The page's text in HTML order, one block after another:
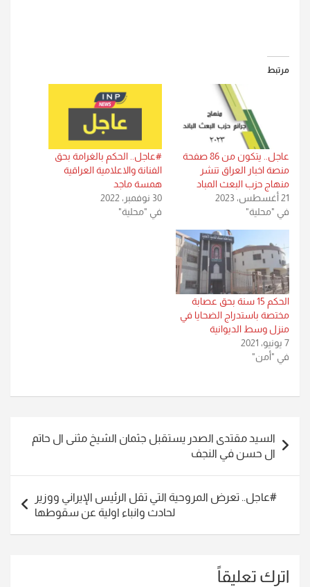
مرتبط
عاجل.. يتكون من 86 صفحة
منصة اخبار العراق تنشر
منهاج حزب البعث المباد
21 أغسطس، 2023
في "محلية"
#عاجل.. الحكم بالغرامة بحق
الفنانة والاعلامية العراقية
همسة ماجد
30 نوفمبر، 2022
في "محلية"
الحكم 15 سنة بحق عصابة
مختصة باستدراج الضحايا في
منزل وسط الديوانية
7 يونيو، 2021
في "أمن"
المقالات
السيد مقتدى الصدر يستقبل جثمان الشيخ مثنى ال حاتم
ال حسن في النجف
#عاجل.. تعرض المروحية التي تقل الرئيس الإيراني ووزير
لحادث وانباء اولية عن سقوطها
اترك تعليقاً